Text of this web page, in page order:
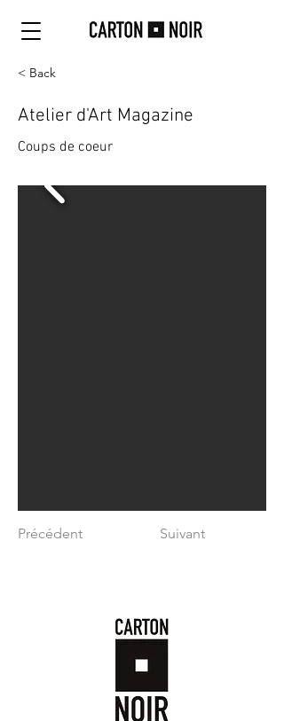
< Back
Atelier d'Art Magazine
Coups de coeur
Précédent Suivant